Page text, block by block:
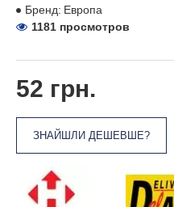
52 грн.
ЗНАЙШЛИ ДЕШЕВШЕ?
Бренд: Европа
1181 просмотров